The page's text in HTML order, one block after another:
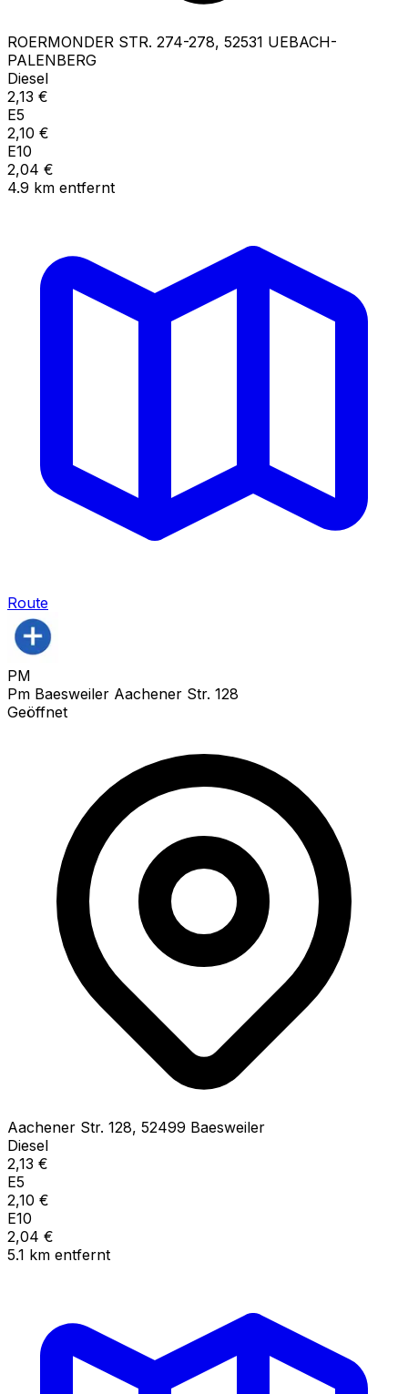
ROERMONDER STR. 274-278, 52531 UEBACH-
PALENBERG
Diesel
2,13 €
E5
2,10 €
E10
2,04 €
4.9 km entfernt
Route
PM
Pm Baesweiler Aachener Str. 128
Geöffnet
Aachener Str. 128, 52499 Baesweiler
Diesel
2,13 €
E5
2,10 €
E10
2,04 €
5.1 km entfernt